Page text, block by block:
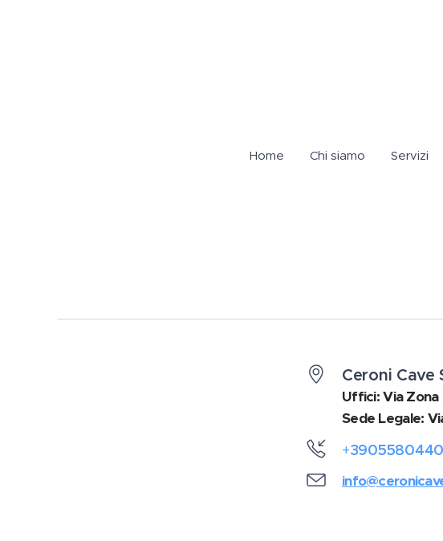
Home Chi siamo Servizi
Ceroni Cave
Uffici: Via Zona
Sede Legale:
+39